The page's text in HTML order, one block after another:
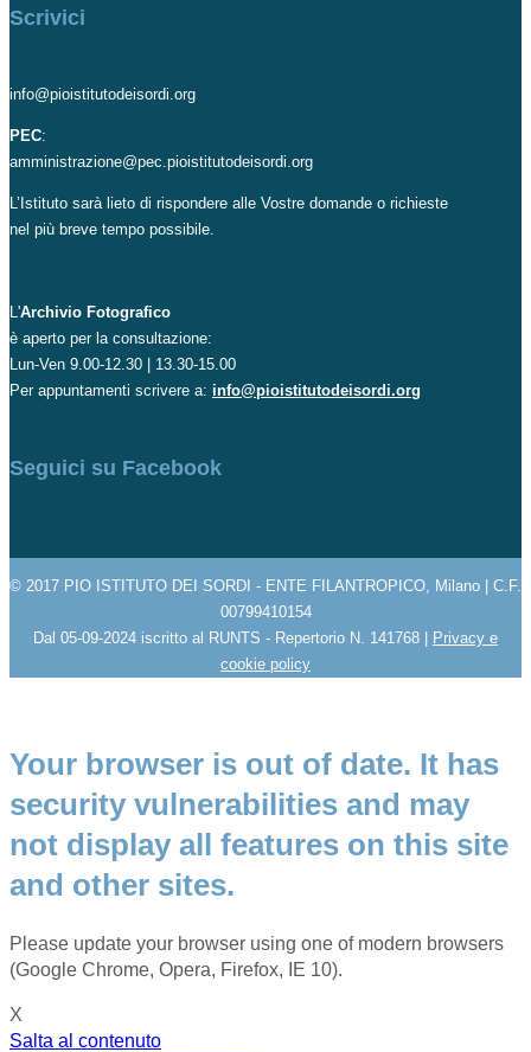
Scrivici
info@pioistitutodeisordi.org
PEC:
amministrazione@pec.pioistitutodeisordi.org
L’Istituto sarà lieto di rispondere alle Vostre domande o richieste
nel più breve tempo possibile.
L'Archivio Fotografico
è aperto per la consultazione:
Lun-Ven 9.00-12.30 | 13.30-15.00
Per appuntamenti scrivere a: info@pioistitutodeisordi.org
Seguici su Facebook
© 2017 PIO ISTITUTO DEI SORDI - ENTE FILANTROPICO, Milano | C.F.
00799410154
Dal 05-09-2024 iscritto al RUNTS - Repertorio N. 141768 | Privacy e
cookie policy
Your browser is out of date. It has
security vulnerabilities and may
not display all features on this site
and other sites.
Please update your browser using one of modern browsers
(Google Chrome, Opera, Firefox, IE 10).
X
Salta al contenuto